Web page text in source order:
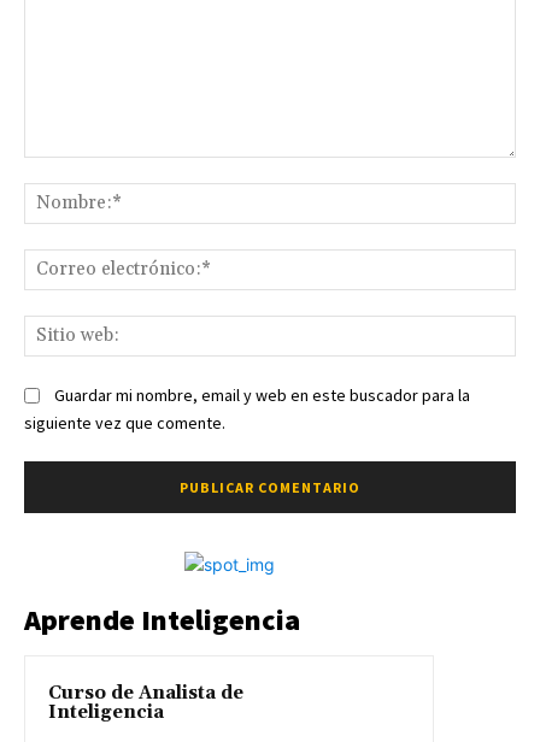
Guardar mi nombre, email y web en este buscador para la
siguiente vez que comente.
Aprende Inteligencia
Curso de Analista de
Inteligencia